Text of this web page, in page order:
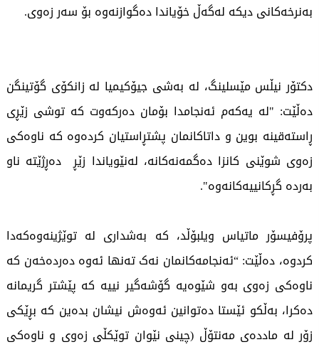
بەنرخەکانی دیکە لەگەڵ خۆیاندا دەگوازنەوە بۆ سەر زەوی.
دکتۆر نیڵس مێسلینگ، لە بەشی جیۆکیمیا لە زانکۆی گۆتینگن
دەڵێت: "لە یەکەم ئەنجامدا بۆمان دەرکەوت کە توشی زێڕی
ڕاستەقینە بوین و داتاکانمان پشتڕاستیان کردەوە کە ناوەکی
زەوی شوێنی کانزا دەگمەنەکانە، لەنێویاندا زێڕ دەڕژێتە ناو
بەردە گڕکانییەکانەوە".
پرۆفیسۆر ماتیاس ویلبۆڵد، کە بەشداری لە توێژینەوەکەدا
کردوە، دەڵێت: “ئەنجامەکانمان نەک تەنها ئەوە دەردەخەن کە
ناوەکی زەوی بەو شێوەیە گۆشەگیر نییە کە پێشتر گریمانە
دەکرا، بەڵکو ئێستا دەتوانین ئەوەش نیشان بدەین کە بڕێکی
زۆر لە ماددەی مەنتۆڵ (چینی نێوان توێکڵی زەوی و ناوەکی